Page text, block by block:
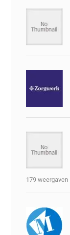
179 weergaven